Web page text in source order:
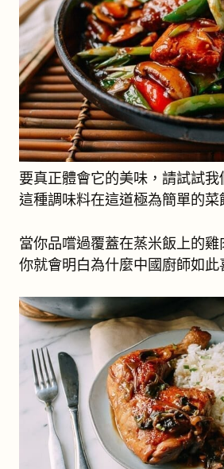
要真正體會它的美味，請試試我
這種調味料在這道極為簡單的菜
當你品嚐過覆蓋在蒸米飯上的雞
你就會明白為什麼中國廚師如此